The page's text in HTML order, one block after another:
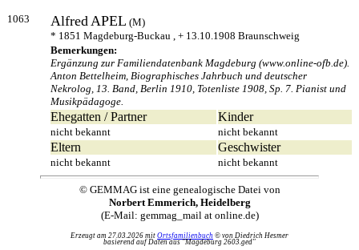
1063 AlfredAPEL (M)
* 1851 Magdeburg-Buckau , + 13.10.1908 Braunschweig
Bemerkungen:
Ergänzung zur Familiendatenbank Magdeburg (www.online-ofb.de).
Anton Bettelheim, Biographisches Jahrbuch und deutscher
Nekrolog, 13. Band, Berlin 1910, Totenliste 1908, Sp. 7. Pianist und
Musikpädagoge.
Ehegatten / Partner Kinder
nicht bekannt nicht bekannt
Eltern Geschwister
nicht bekannt nicht bekannt
© GEMMAG ist eine genealogische Datei von
Norbert Emmerich, Heidelberg
(E-Mail: gemmag_mail at online.de)
Erzeugt am 27.03.2026 mit Ortsfamilienbuch © von Diedrich Hesmer
basierend auf Daten aus "Magdeburg 2603.ged"